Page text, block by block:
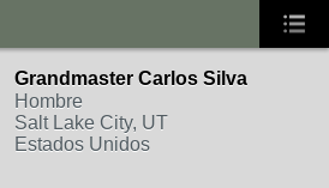
Grandmaster Carlos Silva
Hombre
Salt Lake City, UT
Estados Unidos